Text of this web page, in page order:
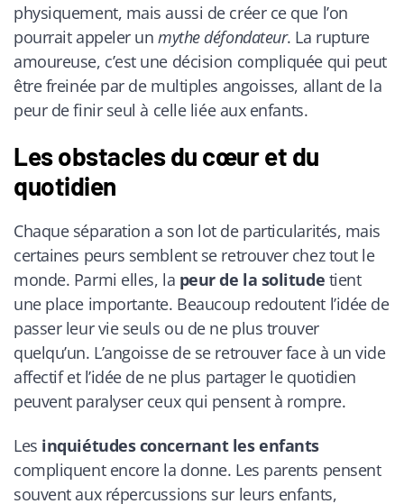
physiquement, mais aussi de créer ce que l’on
pourrait appeler unmythe défondateur. La rupture
amoureuse, c’est une décision compliquée qui peut
être freinée par de multiples angoisses, allant de la
peur de finir seul à celle liée aux enfants.
Les obstacles du cœur et du
quotidien
Chaque séparation a son lot de particularités, mais
certaines peurs semblent se retrouver chez tout le
monde. Parmi elles, la peur de la solitude tient
une place importante. Beaucoup redoutent l’idée de
passer leur vie seuls ou de ne plus trouver
quelqu’un. L’angoisse de se retrouver face à un vide
affectif et l’idée de ne plus partager le quotidien
peuvent paralyser ceux qui pensent à rompre.
Les inquiétudes concernant les enfants
compliquent encore la donne. Les parents pensent
souvent aux répercussions sur leurs enfants,